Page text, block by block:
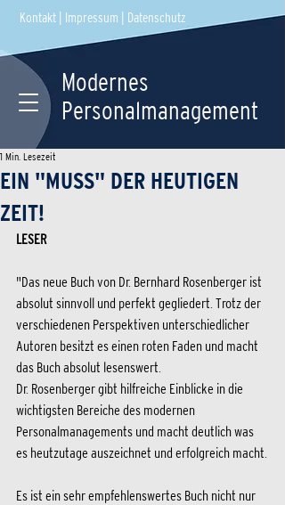
Kontakt Impressum Datenschutz
Modernes
Personalmanagement
EIN "MUSS" DER HEUTIGEN
ZEIT!
1 Min. Lesezeit
LESER
"Das neue Buch von Dr. Bernhard Rosenberger ist
absolut sinnvoll und perfekt gegliedert. Trotz der
verschiedenen Perspektiven unterschiedlicher
Autoren besitzt es einen roten Faden und macht
das Buch absolut lesenswert.
Dr. Rosenberger gibt hilfreiche Einblicke in die
wichtigsten Bereiche des modernen
Personalmanagements und macht deutlich was
es heutzutage auszeichnet und erfolgreich macht.
Es ist ein sehr empfehlenswertes Buch nicht nur